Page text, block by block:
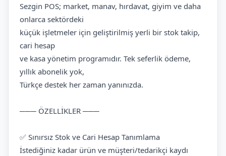
Sezgin POS; market, manav, hırdavat, giyim ve daha
onlarca sektördeki
küçük işletmeler için geliştirilmiş yerli bir stok takip,
cari hesap
ve kasa yönetim programıdır. Tek seferlik ödeme,
yıllık abonelik yok,
Türkçe destek her zaman yanınızda.
─── ÖZELLİKLER ───
✅ Sınırsız Stok ve Cari Hesap Tanımlama
İstediğiniz kadar ürün ve müşteri/tedarikçi kaydı